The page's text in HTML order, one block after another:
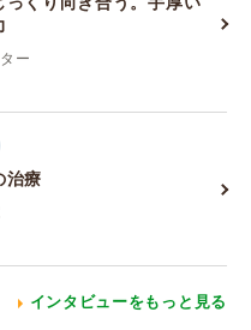
ー
治療
インタビューをもっと見る